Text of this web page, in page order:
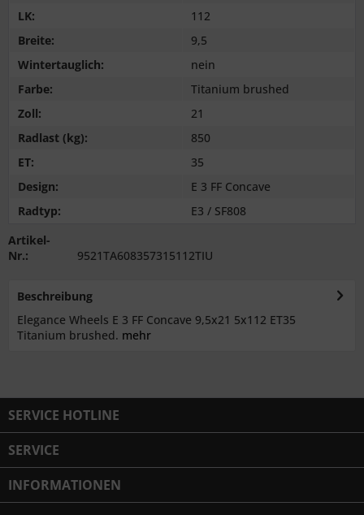
LK:
112
Breite:
9,5
Wintertauglich:
nein
Farbe:
Titanium brushed
Zoll:
21
Radlast (kg):
850
ET:
35
Design:
E 3 FF Concave
Radtyp:
E3 / SF808
Artikel-
Nr.:
9521TA608357315112TIU
Beschreibung
Elegance Wheels E 3 FF Concave 9,5x21 5x112 ET35
Titanium brushed. mehr
SERVICE HOTLINE
SERVICE
INFORMATIONEN